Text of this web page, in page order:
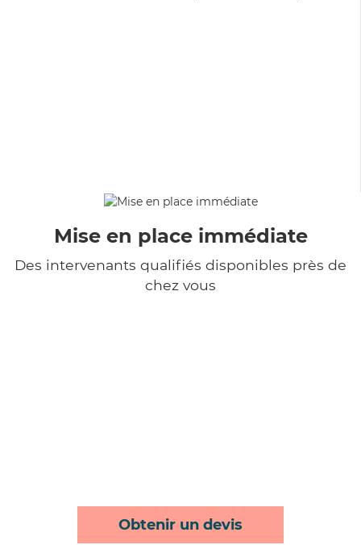
Mise en place immédiate
Des intervenants qualifiés disponibles près de
chez vous
Obtenir un devis